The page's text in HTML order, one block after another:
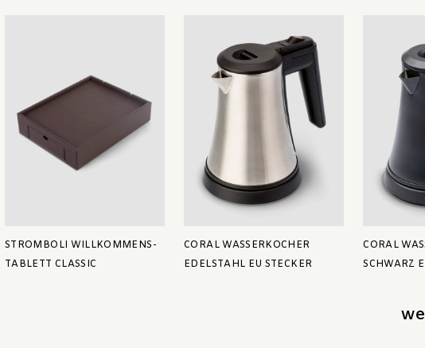
STROMBOLI WILLKOMMENS-
TABLETT CLASSIC
CORAL WASSERKOCHER
EDELSTAHL EU STECKER
CORAL
SCHWARZ